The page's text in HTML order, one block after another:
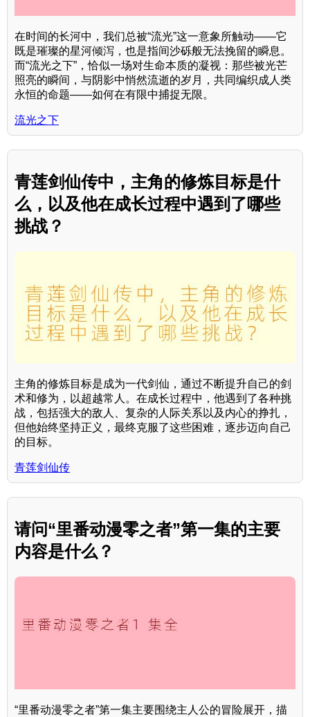
在时间的长河中，我们总被“流光”这一意象所触动——它
既是璀璨的星河倾泻，也是指间沙砾般无法挽留的瞬息。
而“流光之下”，恰似一场对生命本质的凝视：那些被光芒
照亮的瞬间，与阴影中悄然流逝的岁月，共同编织成人类
永恒的命题——如何在有限中捕捉无限。
流光之下
青莲剑仙传中，主角的修炼目标是什
么，以及他在成长过程中遇到了哪些
挑战？
主角的修炼目标是成为一代剑仙，通过不断提升自己的剑
术和修为，以超越常人。在成长过程中，他遇到了各种挑
战，包括强大的敌人、复杂的人际关系以及内心的挣扎，
但他始终坚持正义，最终克服了这些困难，逐步迈向自己
的目标。
青莲剑仙传
请问“里番动漫零之者”第一集的主要
内容是什么？
“里番动漫零之者”第一集主要围绕主人公的冒险展开，描